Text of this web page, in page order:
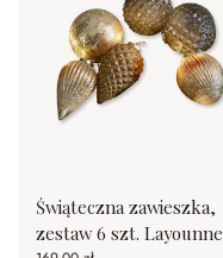
Świąteczna zawieszka,
zestaw 6 szt. Layounne